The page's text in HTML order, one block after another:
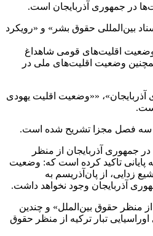
در جمهوری آذربایجان است.
بین‌المللی حقوق بشر» و «رویکرد
وضعیت اقلیت‌های قومی شاهداغ
وضعیت اقلیت‌های ملی در
««وضعیت اقلیت یهودی
سه فصل مجزا تشریح شده است.
جمهوری آذربایجان از منظر
پایانی تاکید کرده است که: وضعیت
زدایی، از پان‌آذریسم به
آذربایجان وجود نخواهد داشت.
منظر حقوق بین‌الملل» و چندین
تبار ترکیه از منظر حقوق